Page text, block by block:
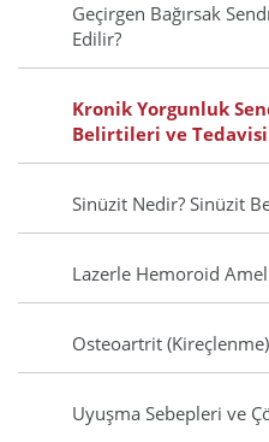
Geçirgen Bağırsak
Edilir?
Kronik Yorgunluk
Belirtileri ve Tedavisi
Sinüzit Nedir? Sinüzit
Lazerle Hemoroid
Osteoartrit
Uyuşma Sebepleri ve